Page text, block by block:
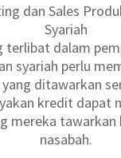
dan Sales
Syariah
terlibat dalam
syariah perlu
ditawarkan
kredit dapat
mereka tawarkan
nasabah.